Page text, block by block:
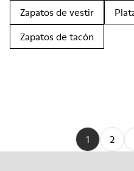
Zapatos de vestir
Zapatos de tacón
1 2